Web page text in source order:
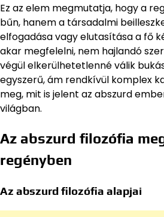
Ez az elem megmutatja, hogy a
bűn, hanem a társadalmi
elfogadása vagy elutasítása a fő
akar megfelelni, nem hajlandó
végül elkerülhetetlenné válik
egyszerű, ám rendkívül komplex
meg, mit is jelent az abszurd
világban.
Az abszurd filozófia
regényben
Az abszurd filozófia alapjai